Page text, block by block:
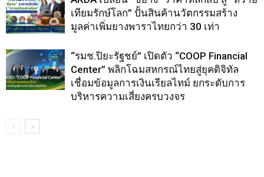
เทียมรักษ์โลก” ปั้นสินค้านวัตกรรมสร้าง
มูลค่าเพิ่มยางพาราไทยกว่า 30 เท่า
“รมช.ปิยะรัฐชย์” เปิดตัว “COOP Financial
Center” พลิกโฉมสหกรณ์ไทยสู่ยุคดิจิทัล
เชื่อมข้อมูลการเงินเรียลไทม์ ยกระดับการ
บริหารความเสี่ยงครบวงจร